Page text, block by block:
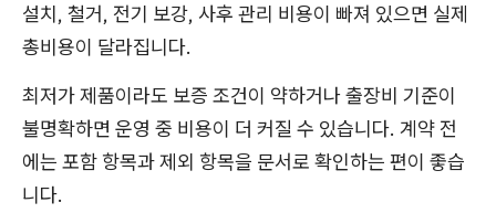
설치, 철거, 전기 보강, 사후 관리 비용이 빠져 있으면 실제
총비용이 달라집니다.
최저가 제품이라도 보증 조건이 약하거나 출장비 기준이
불명확하면 운영 중 비용이 더 커질 수 있습니다. 계약 전
에는 포함 항목과 제외 항목을 문서로 확인하는 편이 좋습
니다.